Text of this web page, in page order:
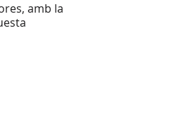
amb la